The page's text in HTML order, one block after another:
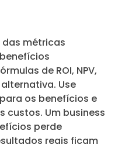
métricas
de ROI, NPV,
Use
os benefícios e
custos. Um business
perde
reais ficam